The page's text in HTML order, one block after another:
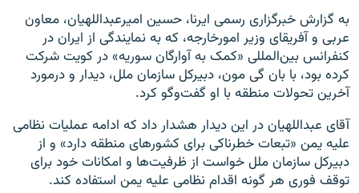
به گزارش خبرگزاری رسمی ایرنا، حسین امیرعبداللهیان، معاون
عربی و آفریقای وزیر امورخارجه، که به نمایندگی از ایران در
کنفرانس بین‌المللی «کمک به آوارگان سوریه» در کویت شرکت
کرده بود، با بان گی مون، دبیرکل سازمان ملل، دیدار و درمورد
آخرین تحولات منطقه با او گفت‌وگو کرد.
آقای عبداللهیان در این دیدار هشدار داد که ادامه عملیات نظامی
علیه یمن «تبعات خطرناکی برای کشورهای منطقه دارد» و از
دبیرکل سازمان ملل خواست از ظرفیت‌ها و امکانات خود برای
توقف فوری هر گونه اقدام نظامی علیه یمن استفاده کند.